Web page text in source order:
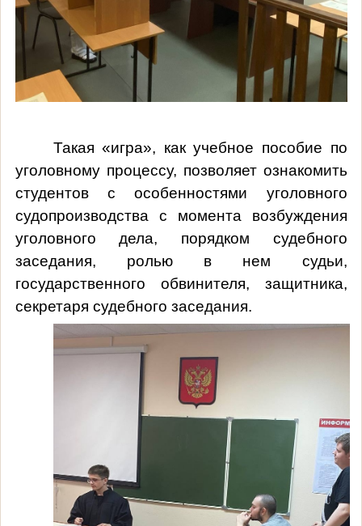
Такая «игра», как учебное пособие по
уголовному процессу, позволяет ознакомить
студентов с особенностями уголовного
судопроизводства с момента возбуждения
уголовного дела, порядком судебного
заседания, ролью в нем судьи,
государственного обвинителя, защитника,
секретаря судебного заседания.